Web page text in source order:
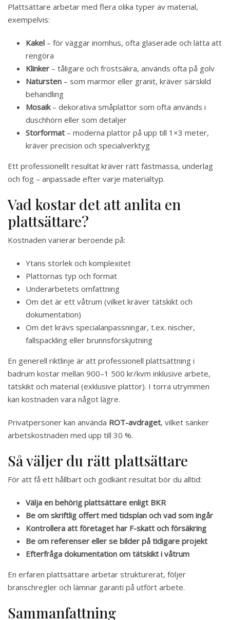
Plattsättare arbetar med flera olika typer av material,
exempelvis:
Kakel – för väggar inomhus, ofta glaserade och lätta att
rengöra
Klinker – tåligare och frostsäkra, används ofta på golv
Natursten – som marmor eller granit, kräver särskild
behandling
Mosaik– dekorativa småplattor som ofta används i
duschhörn eller som detaljer
Storformat – moderna plattor på upp till 1×3 meter,
kräver precision och specialverktyg
Ett professionellt resultat kräver rätt fästmassa, underlag
och fog – anpassade efter varje materialtyp.
Vad kostar det att anlita en
plattsättare?
Kostnaden varierar beroende på:
Ytans storlek och komplexitet
Plattornas typ och format
Underarbetets omfattning
Om det är ett våtrum (vilket kräver tätskikt och
dokumentation)
Om det krävs specialanpassningar, t.ex. nischer,
fallspackling eller brunnsförskjutning
En generell riktlinje är att professionell plattsättning i
badrum kostar mellan 900–1 500 kr/kvm inklusive arbete,
tätskikt och material (exklusive plattor). I torra utrymmen
kan kostnaden vara något lägre.
Privatpersoner kan använda ROT-avdraget, vilket sänker
arbetskostnaden med upp till 30 %.
Så väljer du rätt plattsättare
För att få ett hållbart och godkänt resultat bör du alltid:
Välja en behörig plattsättare enligt BKR
Be om skriftlig offert med tidsplan och vad som ingår
Kontrollera att företaget har F-skatt och försäkring
Be om referenser eller se bilder på tidigare projekt
Efterfråga dokumentation om tätskikt i våtrum
En erfaren plattsättare arbetar strukturerat, följer
branschregler och lämnar garanti på utfört arbete.
Sammanfattning